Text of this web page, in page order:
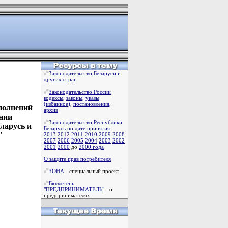
и
Законодательство Беларуси и
других стран
Законодательство России
кодексы законы указы
(избанное) постановления
архив
Законодательство Республики
Беларусь по дате принятия:
2013 2012 2011 2010 2009 2008
2007 2006 2005 2004 2003 2002
2001 2000 до 2000 года
О защите прав потребителя
ЗОНА - специальный проект
Бюллетень
"ПРЕДПРИНИМАТЕЛЬ" - о
предпринимателях.